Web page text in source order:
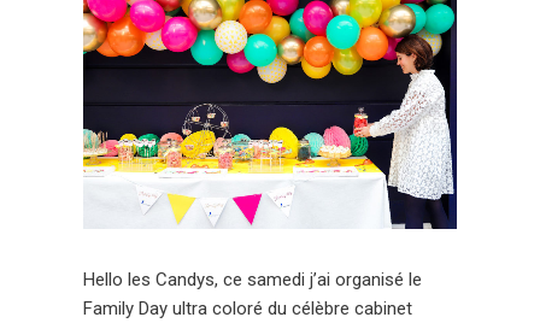
Hello les Candys, ce samedi j’ai organisé le
Family Day ultra coloré du célèbre cabinet